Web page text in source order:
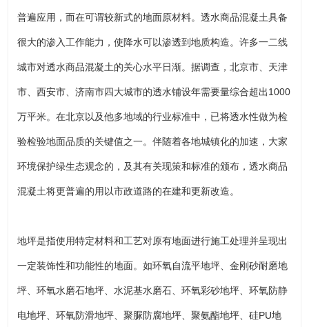
普遍应用，而在可谓较新式的地面原材料。透水商品混凝土具备
很大的渗入工作能力，使降水可以渗透到地质构造。许多一二线
城市对透水商品混凝土的关心水平日渐。据调查，北京市、天津
市、西安市、济南市四大城市的透水铺设年需要量综合超出1000
万平米。在北京以及他多地域的行业标准中，已将透水性做为检
验检验地面品质的关键值之一。伴随着各地城镇化的加速，大家
环境保护绿生态观念的，及其有关现策和标准的颁布，透水商品
混凝土将更普遍的用以市政道路的在建和更新改造。
地坪是指使用特定材料和工艺对原有地面进行施工处理并呈现出
一定装饰性和功能性的地面。如环氧自流平地坪、金刚砂耐磨地
坪、环氧水磨石地坪、水泥基水磨石、环氧彩砂地坪、环氧防静
电地坪、环氧防滑地坪、聚脲防腐地坪、聚氨酯地坪、硅PU地